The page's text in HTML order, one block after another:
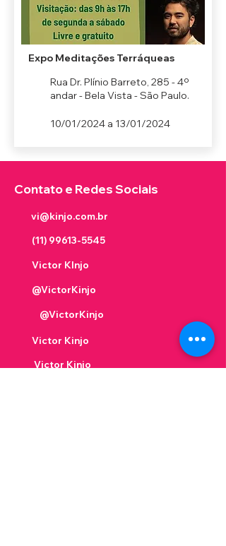
Expo Meditações Terráqueas
Rua Dr. Plínio Barreto, 285 - 4º
andar - Bela Vista - São Paulo.
10/01/2024 a 13/01/2024
Contato e Redes Sociais
vi@kinjo.com.br
(11) 99613-5545
Victor KInjo
@VictorKinjo
@VictorKinjo
Victor Kinjo
Victor Kinjo